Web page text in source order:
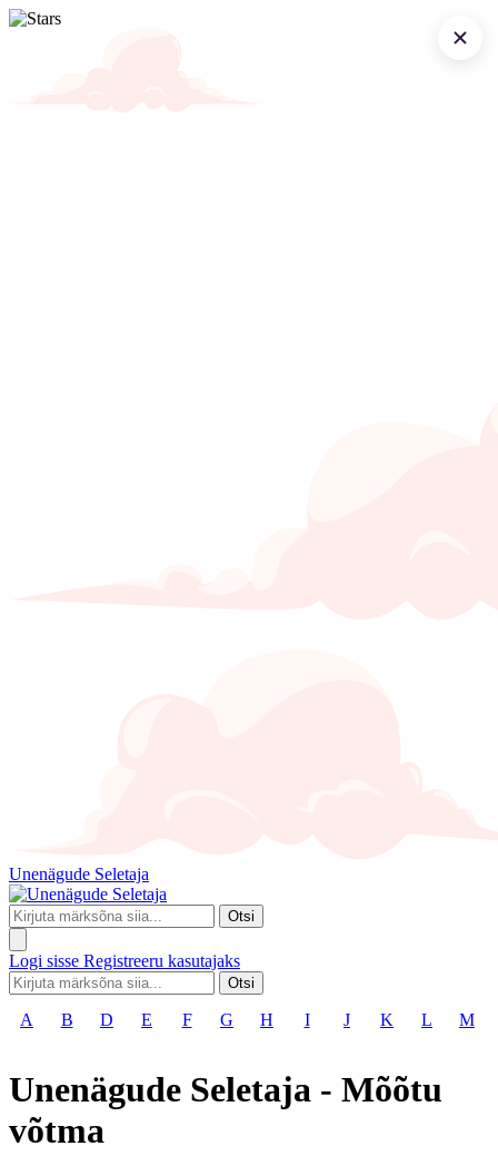
Unenägude Seletaja
Otsi
Logi sisse Registreeru kasutajaks
Otsi
A B D E F G H I J K L M
Unenägude Seletaja - Mõõtu
võtma